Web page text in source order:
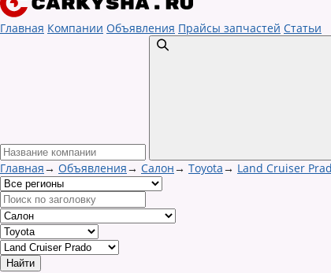
Главная Компании Объявления Прайсы запчастей Статьи
Главная→ Объявления→ Салон→ Toyota→ Land Cruiser